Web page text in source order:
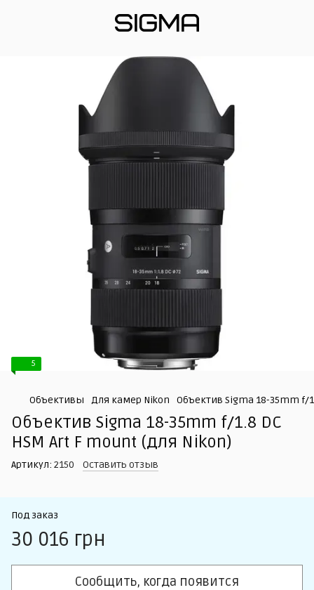
5
Объективы Для камер Nikon Объектив Sigma 18-35mm f/
Объектив Sigma 18-35mm f/1.8 DC
HSM Art F mount (для Nikon)
Артикул: 2150 Оставить отзыв
Под заказ
30 016 грн
Сообщить, когда появится